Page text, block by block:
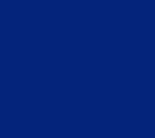
e de água.